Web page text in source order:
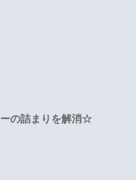
の詰まりを解消☆